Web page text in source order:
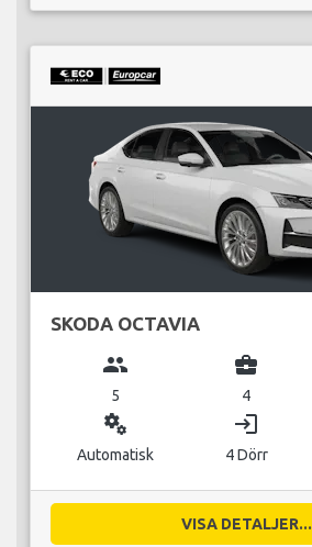
SKODA OCTAVIA
group
5
business_center
4
miscellaneous_services
Automatisk
login
4 Dörr
VISA DETALJER...